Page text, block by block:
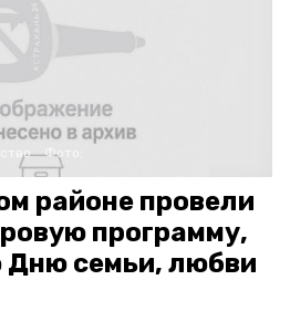
Фото:
районе провели
программу,
семьи, любви